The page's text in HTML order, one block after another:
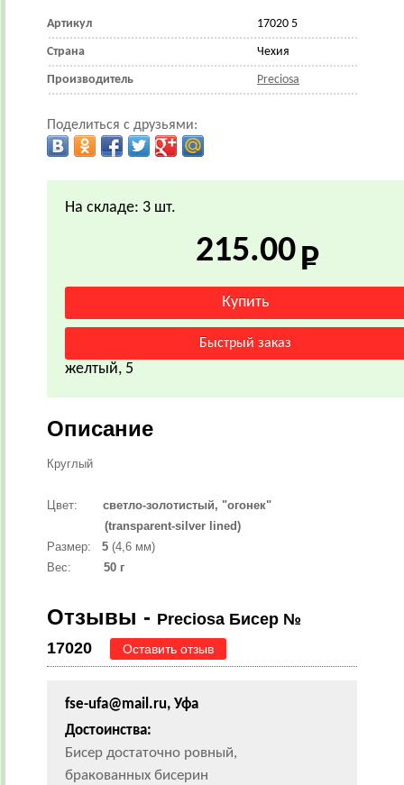
Артикул 17020 5
Страна Чехия
Производитель Preciosa
Поделиться с друзьями:
На складе: 3 шт.
215.00
желтый, 5
Описание
Круглый
Цвет:
светло-золотистый, "огонек"
(transparent-silver lined)
Размер:
5 (4,6 мм)
Вес:
50 г
Отзывы - Preciosa Бисер №
17020
Оставить отзыв
fse-ufa@mail.ru, Уфа
Достоинства:
Бисер достаточно ровный,
бракованных бисерин